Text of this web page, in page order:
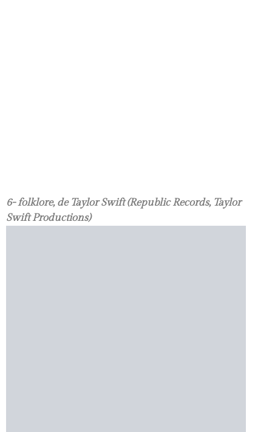
6- folklore, de Taylor Swift (Republic Records, Taylor
Swift Productions)